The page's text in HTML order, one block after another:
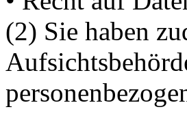
(2) Sie haben